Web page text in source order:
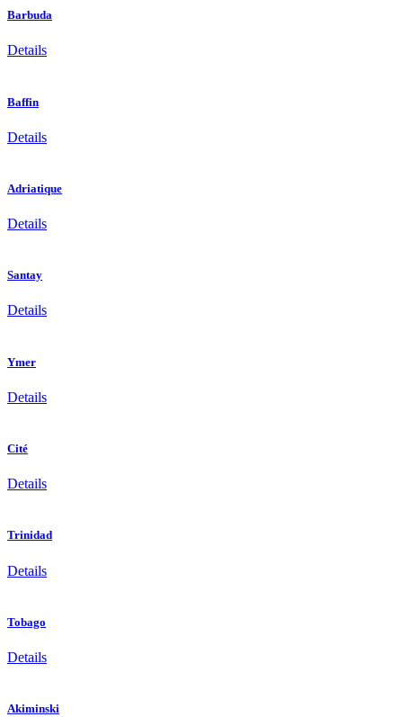
Barbuda
Details
Baffin
Details
Adriatique
Details
Santay
Details
Ymer
Details
Cité
Details
Trinidad
Details
Tobago
Details
Akiminski